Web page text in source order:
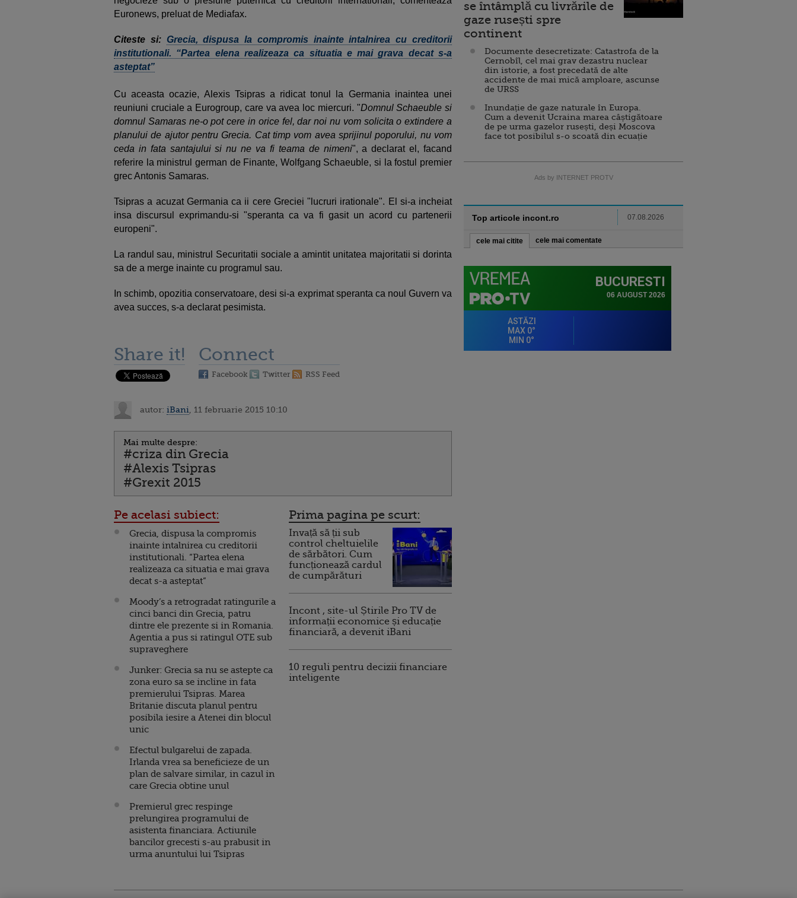
Euronews, preluat de Mediafax.
Citeste si: Grecia, dispusa la compromis inainte intalnirea cu creditorii
institutionali. “Partea elena realizeaza ca situatia e mai grava decat s-a
asteptat”
Cu aceasta ocazie, Alexis Tsipras a ridicat tonul la Germania inaintea unei
reuniuni cruciale a Eurogroup, care va avea loc miercuri. "Domnul Schaeuble si
domnul Samaras ne-o pot cere in orice fel, dar noi nu vom solicita o extindere a
planului de ajutor pentru Grecia. Cat timp vom avea sprijinul poporului, nu vom
ceda in fata santajului si nu ne va fi teama de nimeni", a declarat el, facand
referire la ministrul german de Finante, Wolfgang Schaeuble, si la fostul premier
grec Antonis Samaras.
Tsipras a acuzat Germania ca ii cere Greciei "lucruri irationale". El si-a incheiat
insa discursul exprimandu-si "speranta ca va fi gasit un acord cu partenerii
europeni".
La randul sau, ministrul Securitatii sociale a amintit unitatea majoritatii si dorinta
sa de a merge inainte cu programul sau.
In schimb, opozitia conservatoare, desi si-a exprimat speranta ca noul Guvern va
avea succes, s-a declarat pesimista.
Share it! Connect
Facebook Twitter RSS Feed
autor: iBani , 11 februarie 2015 10:10
Mai multe despre:
#criza din Grecia
#Alexis Tsipras
#Grexit 2015
Pe acelasi subiect:
Grecia, dispusa la compromis
inainte intalnirea cu creditorii
institutionali. “Partea elena
realizeaza ca situatia e mai grava
decat s-a asteptat”
Moody’s a retrogradat ratingurile a
cinci banci din Grecia, patru
dintre ele prezente si in Romania.
Agentia a pus si ratingul OTE sub
supraveghere
Junker: Grecia sa nu se astepte ca
zona euro sa se incline in fata
premierului Tsipras. Marea
Britanie discuta planul pentru
posibila iesire a Atenei din blocul
unic
Efectul bulgarelui de zapada.
Irlanda vrea sa beneficieze de un
plan de salvare similar, in cazul in
care Grecia obtine unul
Premierul grec respinge
prelungirea programului de
asistenta financiara. Actiunile
bancilor grecesti s-au prabusit in
urma anuntului lui Tsipras
Prima pagina pe scurt:
Invață să ții sub
control cheltuielile
de sărbători. Cum
funcționează cardul
de cumpărături
Incont , site-ul Știrile Pro TV de
informații economice și educație
financiară, a devenit iBani
10 reguli pentru decizii financiare
inteligente
se întâmplă cu livrările de
gaze rusești spre
continent
Documente desecretizate: Catastrofa de la
Cernobîl, cel mai grav dezastru nuclear
din istorie, a fost precedată de alte
accidente de mai mică amploare, ascunse
de URSS
Inundație de gaze naturale în Europa.
Cum a devenit Ucraina marea câștigătoare
de pe urma gazelor rusești, deși Moscova
face tot posibilul s-o scoată din ecuație
Ads by INTERNET PROTV
Top articole incont.ro 07.08.2026
cele mai citite cele mai comentate